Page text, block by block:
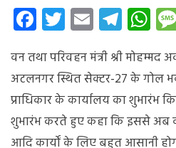
Facebook
Twitter
Email
वन तथा परिवहन मंत्री श्री
अटलनगर स्थित सेक्टर-27 के गोल
प्राधिकार केकार्यालय का शुभारंभ
शुभारंभ करते हुए कहा कि इससे अब
आदि कार्यों के लिए बहुत आसानी